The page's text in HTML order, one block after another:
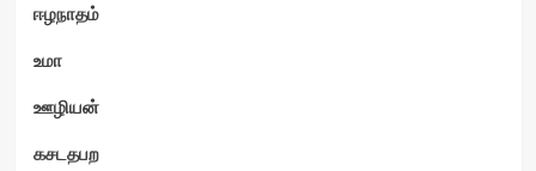
ஈழநாதம்
உமா
ஊழியன்
கசடதபற